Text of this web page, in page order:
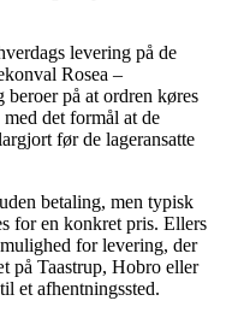
levering på de
Rosea –
på at ordren køres
det formål at de
før de lageransatte
betaling, men typisk
for en konkret pris. Ellers
for levering, der
på Taastrup, Hobro eller
et afhentningssted.